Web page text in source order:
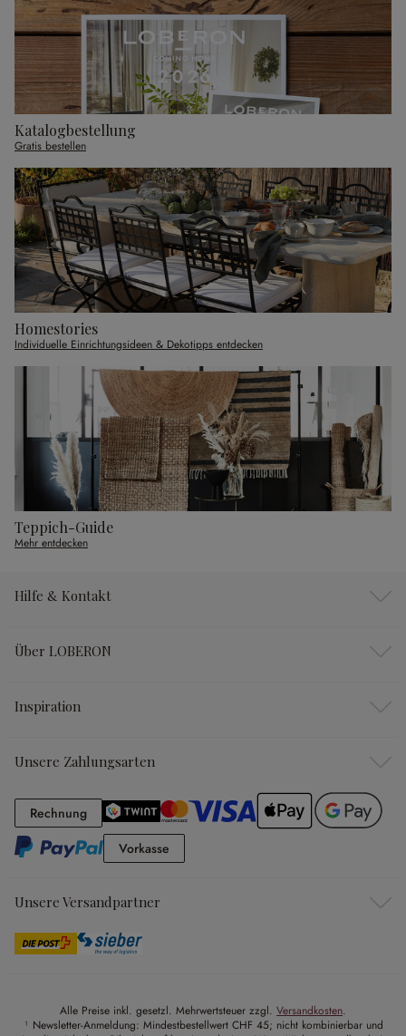
Katalogbestellung
Gratis bestellen
Homestories
Individuelle Einrichtungsideen & Dekotipps entdecken
Teppich-Guide
Mehr entdecken
Hilfe & Kontakt
Über LOBERON
Inspiration
Unsere Zahlungsarten
RechnungRechnung
Vorkasse
Unsere Versandpartner
Alle Preise inkl. gesetzl. Mehrwertsteuer zzgl. Versandkosten.
¹ Newsletter-Anmeldung: Mindestbestellwert CHF 45; nicht kombinierbar und